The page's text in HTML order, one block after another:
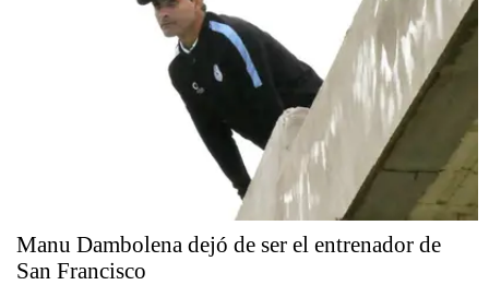
Manu Dambolena dejó de ser el entrenador de
San Francisco